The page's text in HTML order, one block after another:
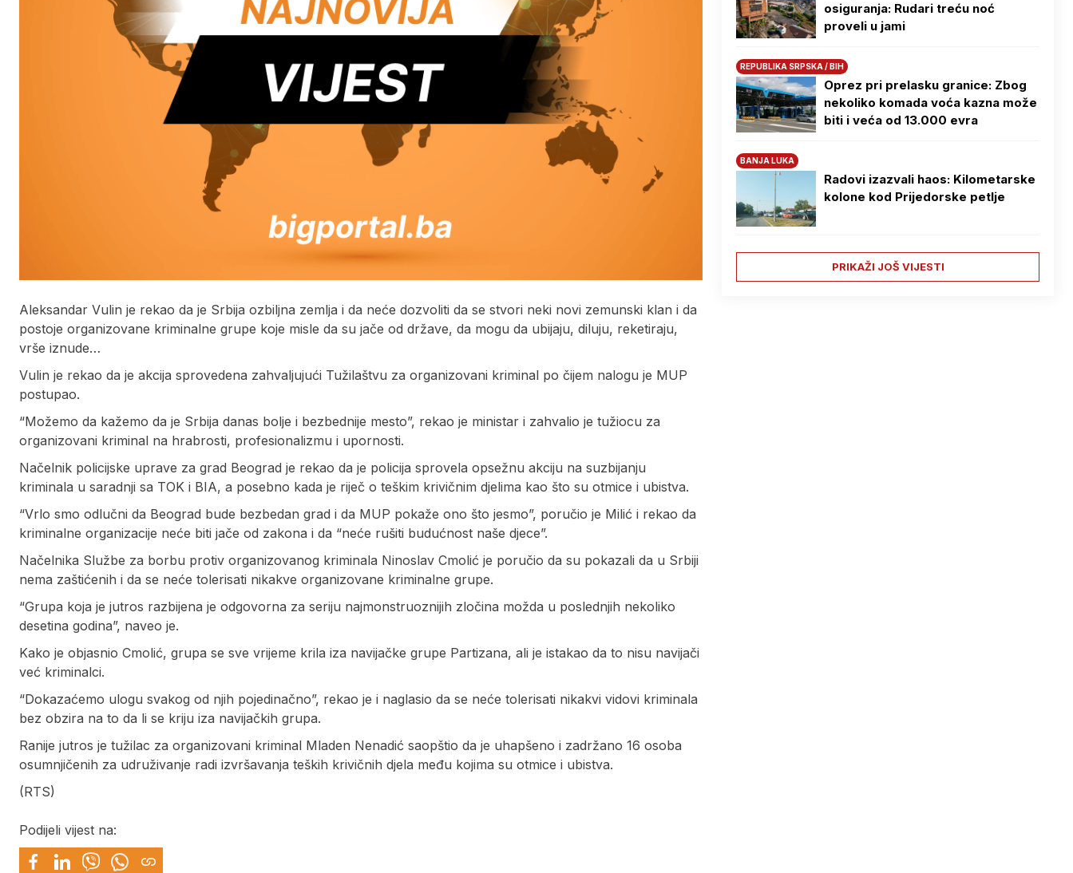
Aleksandar Vulin je rekao da je Srbija ozbiljna zemlja i da neće dozvoliti da se stvori neki novi zemunski klan i da
postoje organizovane kriminalne grupe koje misle da su jače od države, da mogu da ubijaju, diluju, reketiraju,
vrše iznude…
Vulin je rekao da je akcija sprovedena zahvaljujući Tužilaštvu za organizovani kriminal po čijem nalogu je MUP
postupao.
“Možemo da kažemo da je Srbija danas bolje i bezbednije mesto”, rekao je ministar i zahvalio je tužiocu za
organizovani kriminal na hrabrosti, profesionalizmu i upornosti.
Načelnik policijske uprave za grad Beograd je rekao da je policija sprovela opsežnu akciju na suzbijanju
kriminala u saradnji sa TOK i BIA, a posebno kada je riječ o teškim krivičnim djelima kao što su otmice i ubistva.
“Vrlo smo odlučni da Beograd bude bezbedan grad i da MUP pokaže ono što jesmo”, poručio je Milić i rekao da
kriminalne organizacije neće biti jače od zakona i da “neće rušiti budućnost naše djece”.
Načelnika Službe za borbu protiv organizovanog kriminala Ninoslav Cmolić je poručio da su pokazali da u Srbiji
nema zaštićenih i da se neće tolerisati nikakve organizovane kriminalne grupe.
“Grupa koja je jutros razbijena je odgovorna za seriju najmonstruoznijih zločina možda u poslednjih nekoliko
desetina godina”, naveo je.
Kako je objasnio Cmolić, grupa se sve vrijeme krila iza navijačke grupe Partizana, ali je istakao da to nisu navijači
već kriminalci.
“Dokazaćemo ulogu svakog od njih pojedinačno”, rekao je i naglasio da se neće tolerisati nikakvi vidovi kriminala
bez obzira na to da li se kriju iza navijačkih grupa.
Ranije jutros je tužilac za organizovani kriminal Mladen Nenadić saopštio da je uhapšeno i zadržano 16 osoba
osumnjičenih za udruživanje radi izvršavanja teških krivičnih djela među kojima su otmice i ubistva.
(RTS)
Podijeli vijest na:
osiguranja: Rudari treću noć
proveli u jami
REPUBLIKA SRPSKA / BIH
Oprez pri prelasku granice: Zbog
nekoliko komada voća kazna može
biti i veća od 13.000 evra
BANJA LUKA
Radovi izazvali haos: Kilometarske
kolone kod Prijedorske petlje
PRIKAŽI JOŠ VIJESTI